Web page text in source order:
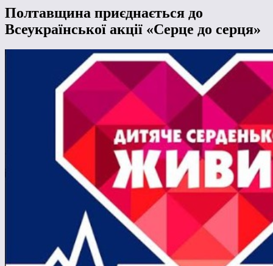
Полтавщина приєднається до
Всеукраїнської акції «Серце до серця»